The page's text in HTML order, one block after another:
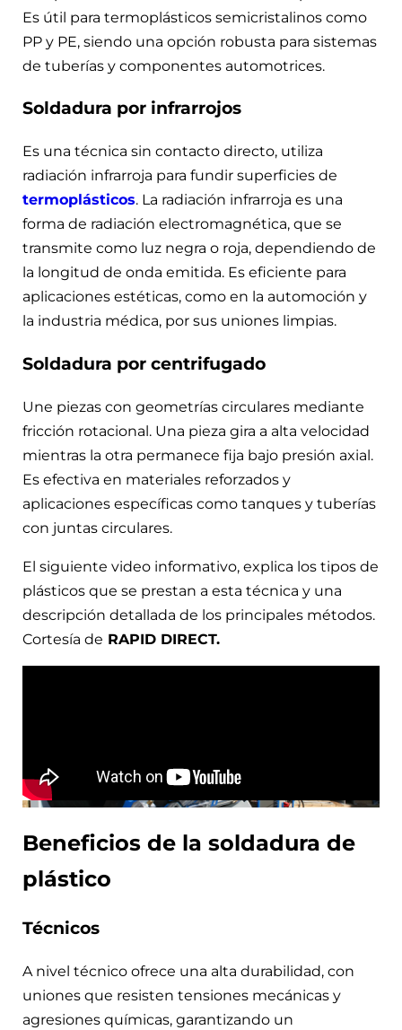
Es útil para termoplásticos semicristalinos como
PP y PE, siendo una opción robusta para sistemas
de tuberías y componentes automotrices.
Soldadura por infrarrojos
Es una técnica sin contacto directo, utiliza
radiación infrarroja para fundir superficies de
termoplásticos. La radiación infrarroja es una
forma de radiación electromagnética, que se
transmite como luz negra o roja, dependiendo de
la longitud de onda emitida. Es eficiente para
aplicaciones estéticas, como en la automoción y
la industria médica, por sus uniones limpias.
Soldadura por centrifugado
Une piezas con geometrías circulares mediante
fricción rotacional. Una pieza gira a alta velocidad
mientras la otra permanece fija bajo presión axial.
Es efectiva en materiales reforzados y
aplicaciones específicas como tanques y tuberías
con juntas circulares.
El siguiente video informativo, explica los tipos de
plásticos que se prestan a esta técnica y una
descripción detallada de los principales métodos.
Cortesía de RAPID DIRECT.
Beneficios de la soldadura de
plástico
Técnicos
A nivel técnico ofrece una alta durabilidad, con
uniones que resisten tensiones mecánicas y
agresiones químicas, garantizando un